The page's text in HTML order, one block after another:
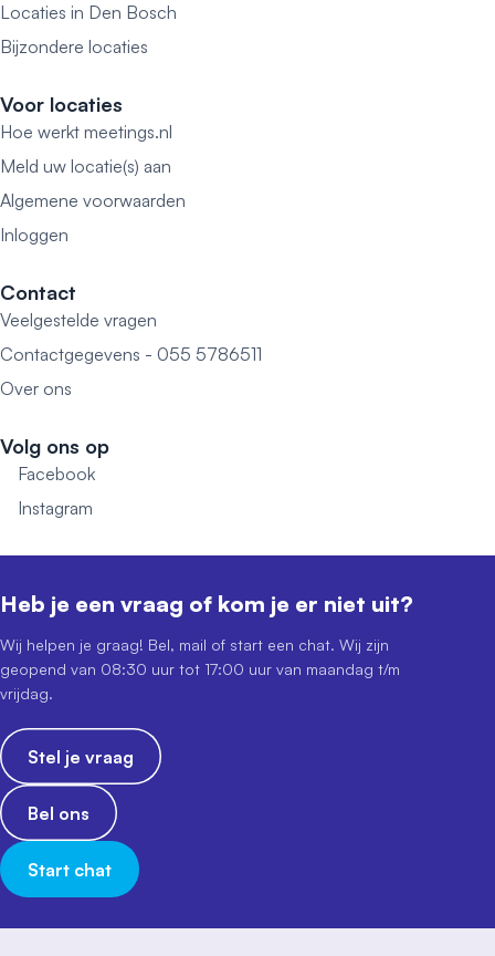
Locaties in Den Bosch
Bijzondere locaties
Voor locaties
Hoe werkt meetings.nl
Meld uw locatie(s) aan
Algemene voorwaarden
Inloggen
Contact
Veelgestelde vragen
Contactgegevens - 055 5786511
Over ons
Volg ons op
Facebook
Instagram
Heb je een vraag of kom je er niet uit?
Wij helpen je graag! Bel, mail of start een chat. Wij zijn
geopend van 08:30 uur tot 17:00 uur van maandag t/m
vrijdag.
Stel je vraag
Bel ons
Start chat